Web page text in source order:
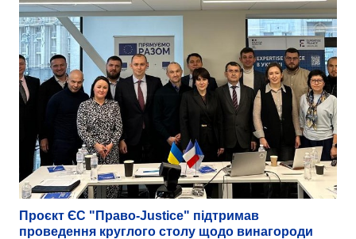
Проєкт ЄС "Право-Justice" підтримав
проведення круглого столу щодо винагороди